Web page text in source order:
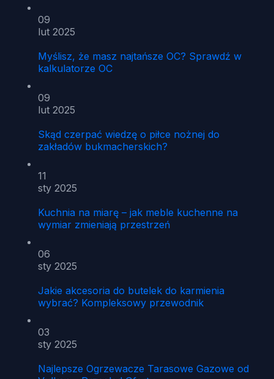
09
lut 2025
Myślisz, że masz najtańsze OC? Sprawdź w
kalkulatorze OC
09
lut 2025
Skąd czerpać wiedzę o piłce nożnej do
zakładów bukmacherskich?
11
sty 2025
Kuchnia na miarę – jak meble kuchenne na
wymiar zmieniają przestrzeń
06
sty 2025
Jakie akcesoria do butelek do karmienia
wybrać? Kompleksowy przewodnik
03
sty 2025
Najlepsze Ogrzewacze Tarasowe Gazowe od